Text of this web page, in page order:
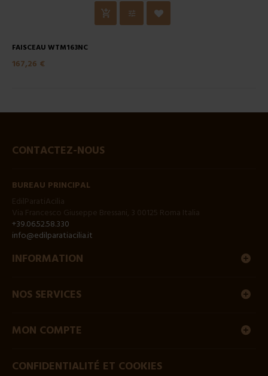
FAISCEAU WTM163NC
167,26 €
CONTACTEZ-NOUS
BUREAU PRINCIPAL
+39.06.52.58.330
info@edilparatiacilia.it
INFORMATION
NOS SERVICES
MON COMPTE
CONFIDENTIALITÉ ET COOKIES